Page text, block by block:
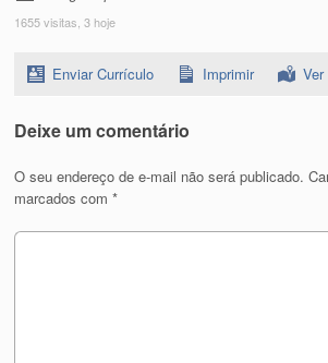
1655 visitas, 3 hoje
Enviar Currículo Imprimir
Deixe um comentário
O seu endereço de e-mail não será publicado.
marcados com*